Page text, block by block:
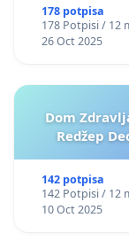
178 potpisa
178 Potpisi / 12
26 Oct 2025
Dom
Redžep
142 potpisa
142 Potpisi / 12
10 Oct 2025